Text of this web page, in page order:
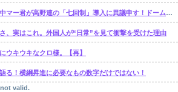
ー君が高野連の「七回制」導入に異議申す！ドーム球場でやれ
、実はこれ。外国人が“日常”を見て衝撃を受けた理由
ウキウキなクロ様。【再】
る！横綱昇進に必要なもの数字だけではない！
valid.